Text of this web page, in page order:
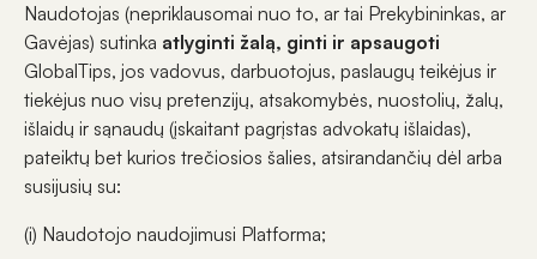
Naudotojas (nepriklausomai nuo to, ar tai Prekybininkas, ar
Gavėjas) sutinka atlyginti žalą, ginti ir apsaugoti
GlobalTips, jos vadovus, darbuotojus, paslaugų teikėjus ir
tiekėjus nuo visų pretenzijų, atsakomybės, nuostolių, žalų,
išlaidų ir sąnaudų (įskaitant pagrįstas advokatų išlaidas),
pateiktų bet kurios trečiosios šalies, atsirandančių dėl arba
susijusių su:
(i) Naudotojo naudojimusi Platforma;